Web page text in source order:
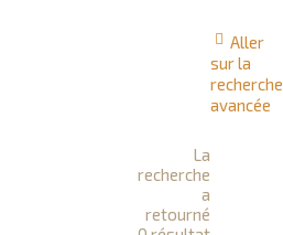
Aller
sur la
recherche
avancée
La
recherche
a
retourné